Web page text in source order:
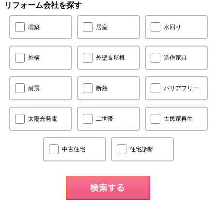
リフォーム会社を探す
増築 居室 水回り
外構 外壁＆屋根 造作家具
耐震 断熱 バリアフリー
太陽光発電 二世帯 古民家再生
中古住宅 住宅診断